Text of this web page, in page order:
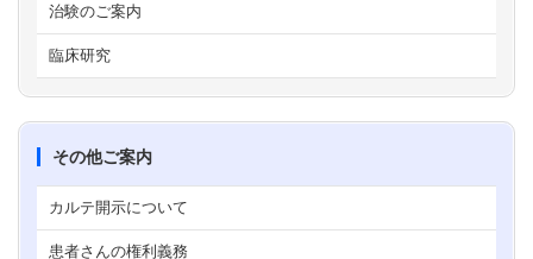
治験のご案内
臨床研究
その他ご案内
カルテ開示について
患者さんの権利義務